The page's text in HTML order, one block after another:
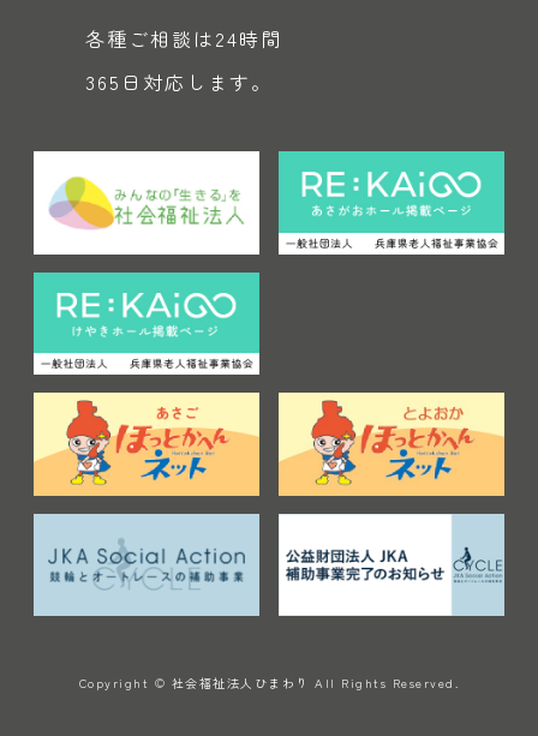
各種ご相談は24時間
365日対応します。
Copyright © 社会福祉法人ひまわり All Rights Reserved.